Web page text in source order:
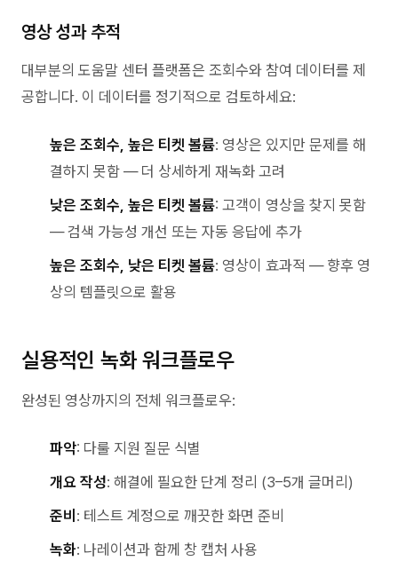
영상 성과 추적
대부분의 도움말 센터 플랫폼은 조회수와 참여 데이터를 제
공합니다. 이 데이터를 정기적으로 검토하세요:
높은 조회수, 높은 티켓 볼륨: 영상은 있지만 문제를 해
결하지 못함 — 더 상세하게 재녹화 고려
낮은 조회수, 높은 티켓 볼륨: 고객이 영상을 찾지 못함
— 검색 가능성 개선 또는 자동 응답에 추가
높은 조회수, 낮은 티켓 볼륨: 영상이 효과적 — 향후 영
상의 템플릿으로 활용
실용적인 녹화 워크플로우
완성된 영상까지의 전체 워크플로우:
파악: 다룰 지원 질문 식별
개요 작성: 해결에 필요한 단계 정리 (3–5개 글머리)
준비 : 테스트 계정으로 깨끗한 화면 준비
녹화: 나레이션과 함께 창 캡처 사용